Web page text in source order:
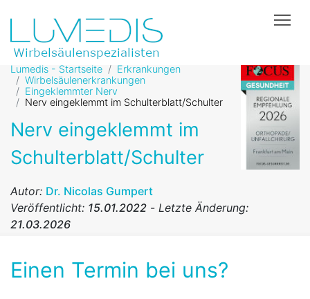
Lumedis - Startseite
Erkrankungen
Wirbelsäulenerkrankungen
Eingeklemmter Nerv
Nerv eingeklemmt im Schulterblatt/Schulter
Nerv eingeklemmt im
Schulterblatt/Schulter
Autor: Dr. Nicolas Gumpert
Veröffentlicht: 15.01.2022 - Letzte Änderung:
21.03.2026
Einen Termin bei uns?